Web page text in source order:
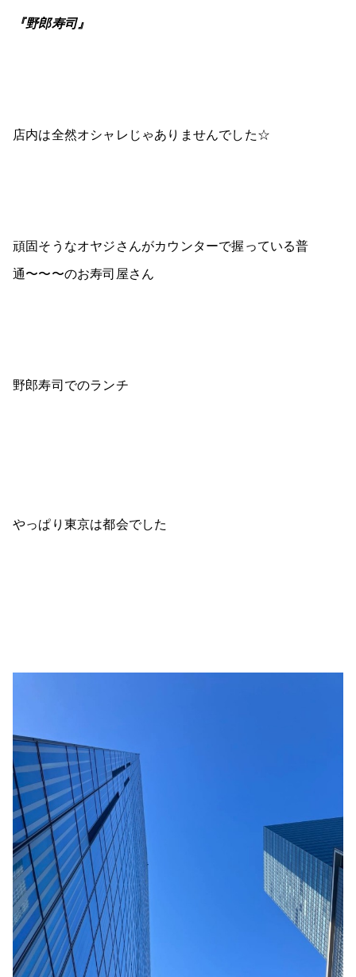
『野郎寿司』
店内は全然オシャレじゃありませんでした☆
頑固そうなオヤジさんがカウンターで握っている普
通〜〜〜のお寿司屋さん
野郎寿司でのランチ
やっぱり東京は都会でした